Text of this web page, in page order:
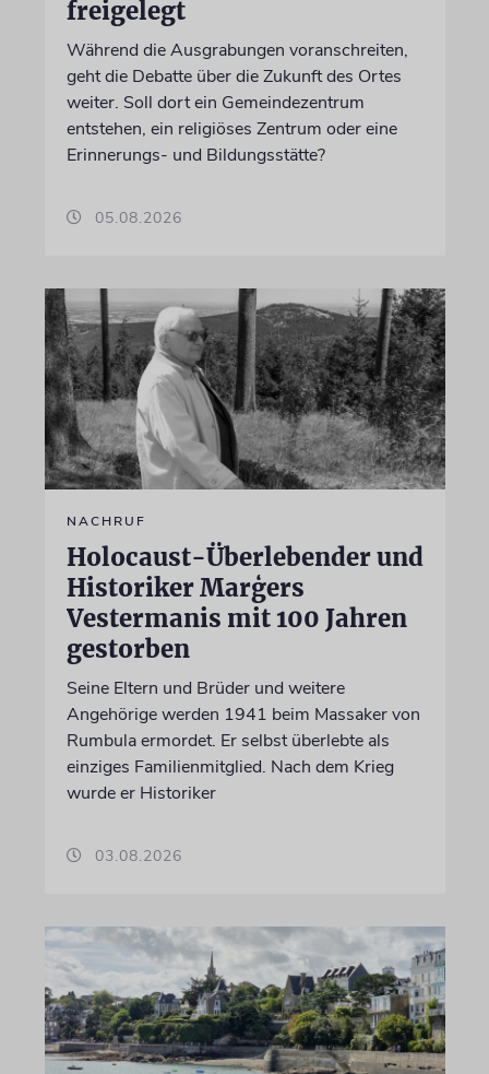
freigelegt
Während die Ausgrabungen voranschreiten,
geht die Debatte über die Zukunft des Ortes
weiter. Soll dort ein Gemeindezentrum
entstehen, ein religiöses Zentrum oder eine
Erinnerungs- und Bildungsstätte?
05.08.2026
NACHRUF
Holocaust-Überlebender und
Historiker Marģers
Vestermanis mit 100 Jahren
gestorben
Seine Eltern und Brüder und weitere
Angehörige werden 1941 beim Massaker von
Rumbula ermordet. Er selbst überlebte als
einziges Familienmitglied. Nach dem Krieg
wurde er Historiker
03.08.2026